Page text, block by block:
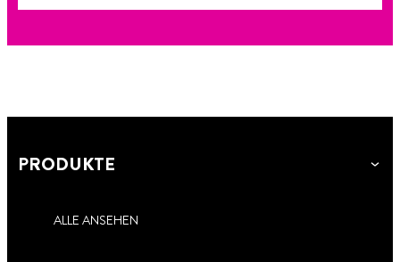
PRODUKTE
ALLE ANSEHEN